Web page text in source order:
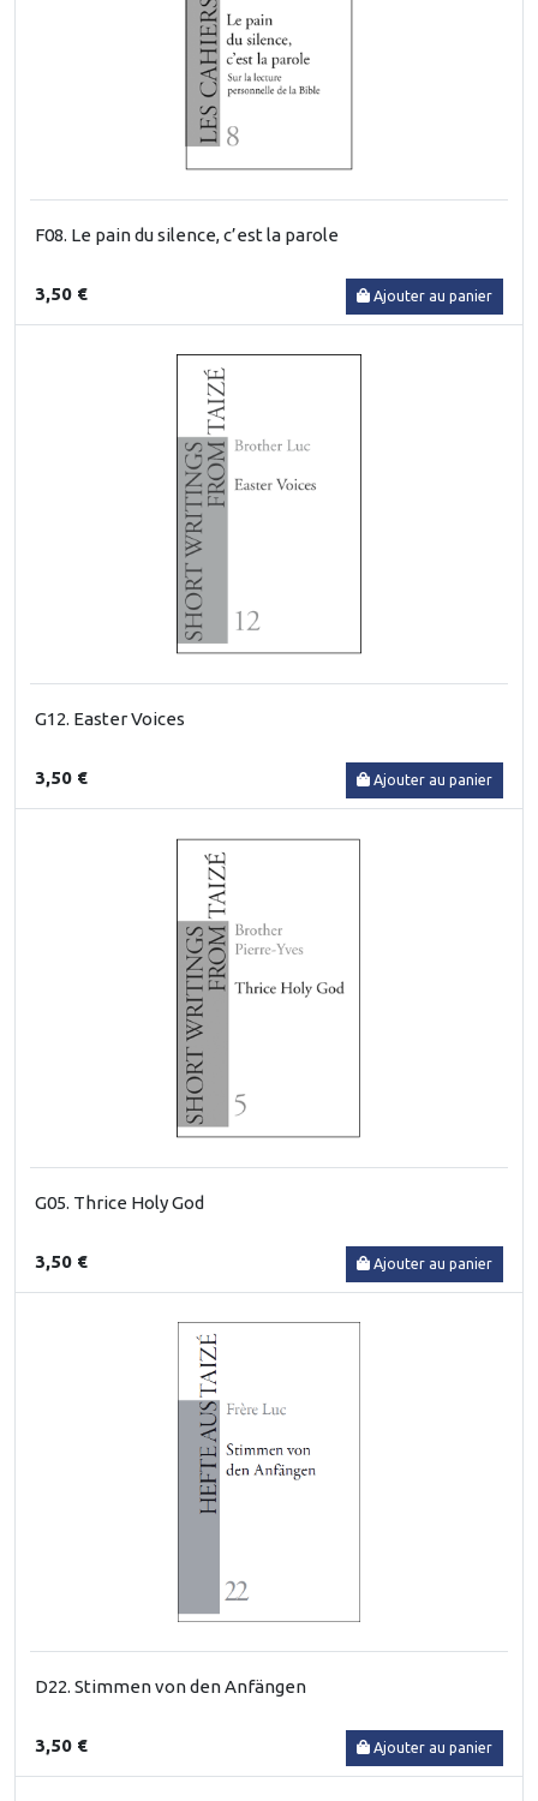
F08. Le pain du silence, c’est la parole
3,50 € Ajouter au panier
G12. Easter Voices
3,50 € Ajouter au panier
G05. Thrice Holy God
3,50 € Ajouter au panier
D22. Stimmen von den Anfängen
3,50 € Ajouter au panier